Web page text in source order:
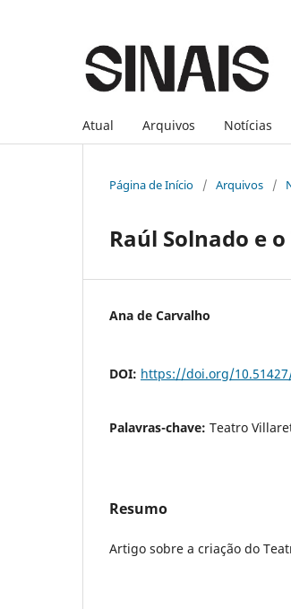
Atual Arquivos Notícias
Página de Início / Arquivos /
Raúl Solnado e
Ana de Carvalho
DOI: https://doi.org/
Palavras-chave: Teatro
Resumo
Artigo sobre a criação do